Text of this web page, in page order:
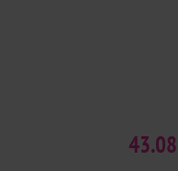
43.08